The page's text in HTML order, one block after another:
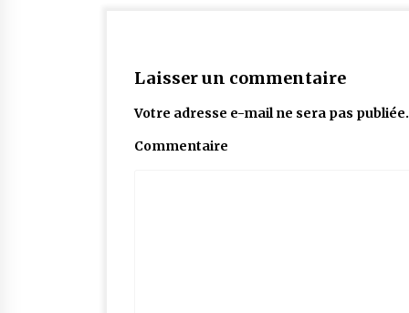
Laisser un commentaire
Votre adresse e-mail ne sera pas publiée.
Commentaire